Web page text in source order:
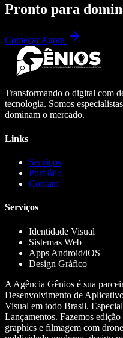
Pronto para
Começar Agora
Transformando o digital com
tecnologia. Somos
dominam o mercado.
Links
Serviços
Portfólio
Contato
Serviços
Identidade Visual
Sistemas Web
Apps Android/iOS
Design Gráfico
A Agência Gênios é sua
Desenvolvimento de
Visual em todo Brasil.
Lançamentos. Fazemos
graphics e filmagem com